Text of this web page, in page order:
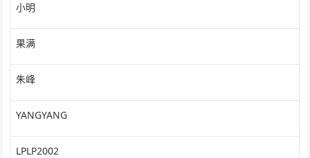
小明
果满
朱峰
YANGYANG
LPLP2002